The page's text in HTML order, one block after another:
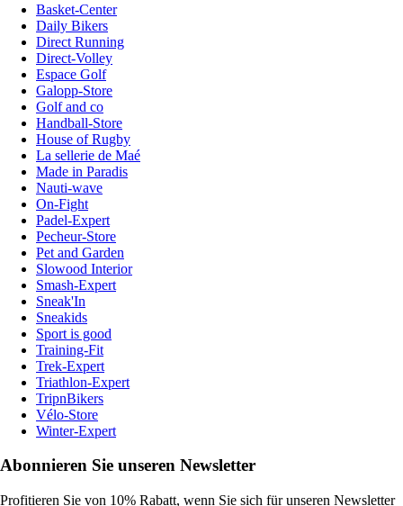
Basket-Center
Daily Bikers
Direct Running
Direct-Volley
Espace Golf
Galopp-Store
Golf and co
Handball-Store
House of Rugby
La sellerie de Maé
Made in Paradis
Nauti-wave
On-Fight
Padel-Expert
Pecheur-Store
Pet and Garden
Slowood Interior
Smash-Expert
Sneak'In
Sneakids
Sport is good
Training-Fit
Trek-Expert
Triathlon-Expert
TripnBikers
Vélo-Store
Winter-Expert
Abonnieren Sie unseren Newsletter
Profitieren Sie von 10% Rabatt, wenn Sie sich für unseren Newsletter